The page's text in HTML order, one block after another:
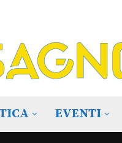
EVENTI